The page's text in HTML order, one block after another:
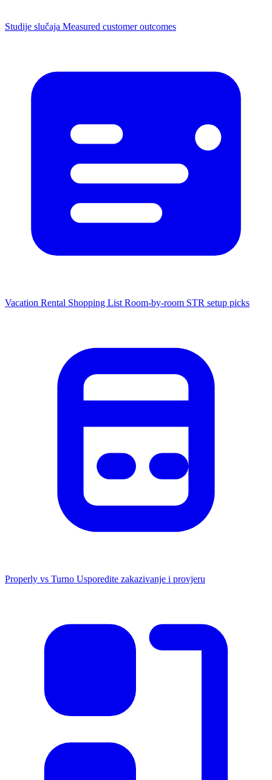
Studije slučaja Measured customer outcomes
Vacation Rental Shopping List Room-by-room STR setup picks
Properly vs Turno Usporedite zakazivanje i provjeru